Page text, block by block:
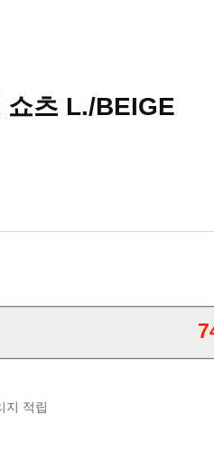
쇼츠 L./BEIGE
(3만원 이상 구매시)
지 적립